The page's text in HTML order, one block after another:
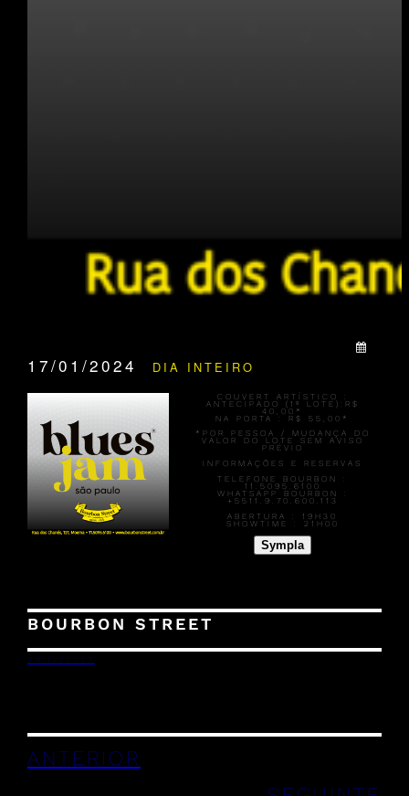
17/01/2024 DIA INTEIRO
COUVERT ARTÍSTICO :
ANTECIPADO (1º LOTE): R$
40,00*
NA PORTA :R$ 55,00*
*POR PESSOA / MUDANÇA DO
VALOR DO LOTE SEM AVISO
PRÉVIO
INFORMAÇÕES E RESERVAS
TELEFONE BOURBON :
11.5095.6100
WHATSAPP BOURBON :
+5511.9.70.600.113
ABERTURA :
19H30
SHOWTIME :
21H00
Sympla
BOURBON STREET
29/12/2023
ANTERIOR